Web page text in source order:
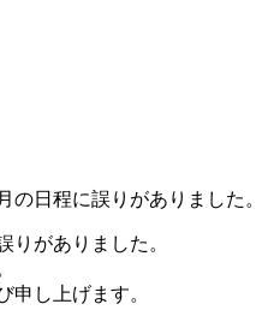
の日程に誤りがありました。
りがありました。
申し上げます。